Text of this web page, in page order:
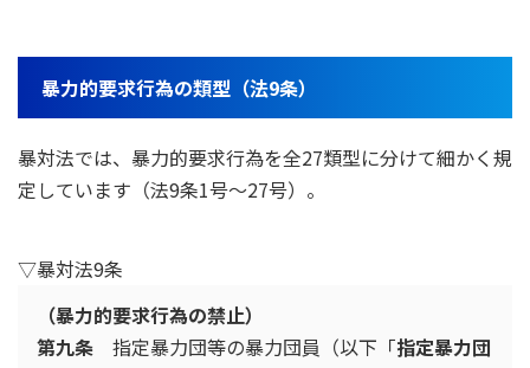
暴力的要求行為の類型（法9条）
暴対法では、暴力的要求行為を全27類型に分けて細かく規
定しています（法9条1号～27号）。
▽暴対法9条
（暴力的要求行為の禁止）
第九条 指定暴力団等の暴力団員（以下「指定暴力団